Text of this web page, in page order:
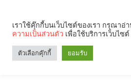
Search
เราใช้คุ๊กกี้บนเว็บไซต์ของเรา กรุณาอ่
ความเป็นส่วนตัว เพื่อใช้บริการเว็บไซต์
ตัวเลือกคุ๊กกี้ ยอมรับ